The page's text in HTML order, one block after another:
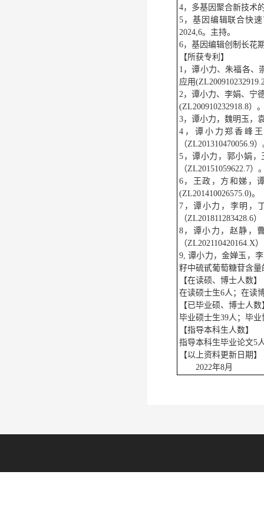
4，多基因聚合新技术
5，基因编辑联合快
2024,6。主持。
6， 基因编辑创制长花
【所获专利】
1，谭小力、朱福各、
应用
2，谭小力、李娟、宁
(ZL200910232918.8）
3，谭小力，魏明玉，
4，谭小力郑香峰
（ZL201310470056.9
5，谭小力，郭小娟
（ZL20151059622.7）
6，王政，方和娣，
(ZL201410026575.0)。
7，谭小力，李明，
（ZL201811283428.6）
8，谭小力，赵静，
（ZL202110420164.X
9, 谭小力，金婵玉，
籽中硫甙葡萄糖苷含量
【在读硕、博士人数】
在读硕士生6人；在读
【已毕业硕、博士人数
毕业硕士生39人；毕业
【指导本科生人数】
指导本科生毕业论文5
【以上资料更新日期】
2022年8月